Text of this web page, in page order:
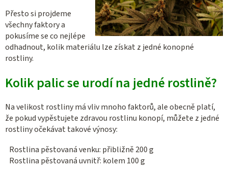
Přesto si projdeme
všechny faktory a
pokusíme se co nejlépe
odhadnout, kolik materiálu lze získat z jedné konopné
rostliny.
Kolik palic se urodí na jedné rostlině?
Na velikost rostliny má vliv mnoho faktorů, ale obecně platí,
že pokud vypěstujete zdravou rostlinu konopí, můžete z jedné
rostliny očekávat takové výnosy:
Rostlina pěstovaná venku: přibližně 200 g
Rostlina pěstovaná uvnitř: kolem 100 g